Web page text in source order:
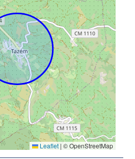
Leaflet | © OpenStreetMap